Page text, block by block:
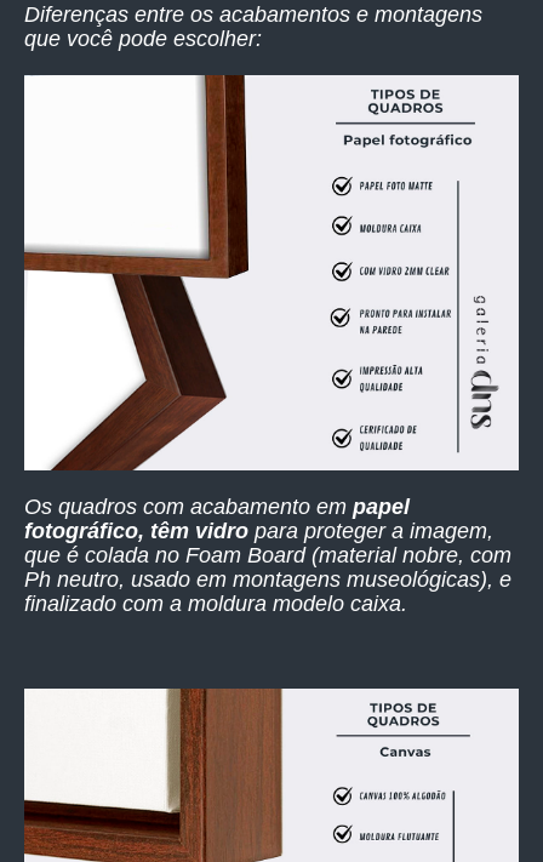
Diferenças entre os acabamentos e montagens
que você pode escolher:
Os quadros com acabamento em papel
fotográfico, têm vidro para proteger a imagem,
que é colada no Foam Board (material nobre, com
Ph neutro, usado em montagens museológicas), e
finalizado com a moldura modelo caixa.